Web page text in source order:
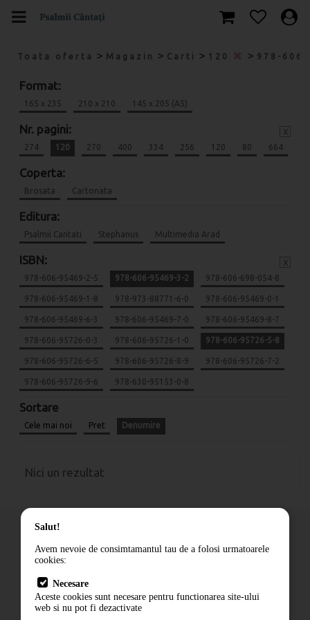
Toata oferta > Magazin > Carti > 120 > 978-
Format:
165 x 235 210 x 210 145 x 205 (A5)
Nr. pagini:
274 120 270 400 334 256 120 80 664
Coperta:
Brosata Cartonata
Editura:
Psalmii Cantati Stephanus Multimedia Arad
ISBN:
978-606-95469-2-5 978-606-95469-3-2 978-606-698-054-8
978-606-95469-1-8 978-973-88771-6-0 978-606-95469-0-1
978-606-95469-6-3 978-606-95469-7-0 978-606-95469-8-7
978-606-95726-0-3 978-606-95726-1-0 978-606-95726-5-8
978-606-95726-6-5 978-606-95726-8-9 978-606-95726-7-2
978-606-95726-9-6 978-630-95153-0-8
Sortare
Cele mai noi Pret Denumire
Nici un rezultat
Cum comand
Livrare
Contact
Salut!
Avem nevoie de consimtamantul tau de a folosi urmatoarele
cookies:
Necesare
Aceste cookies sunt necesare pentru functionarea site-ului
web si nu pot fi dezactivate